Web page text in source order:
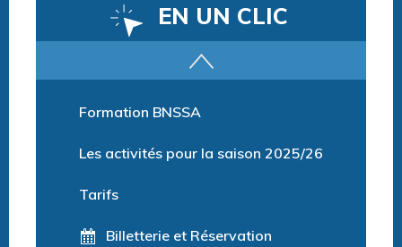
EN UN CLIC